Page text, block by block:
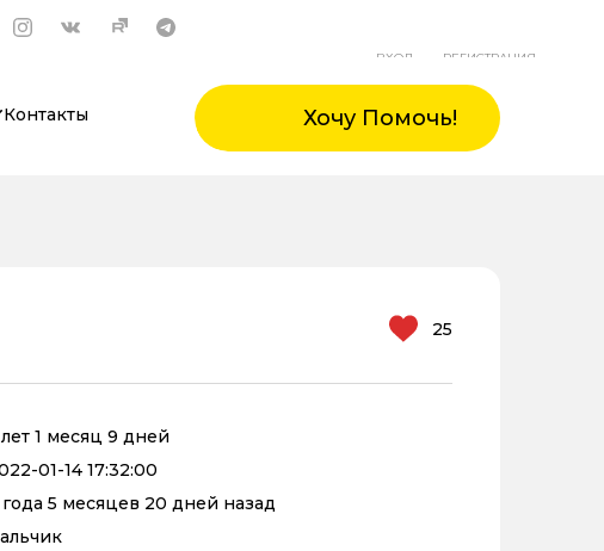
ВХОД РЕГИСТРАЦИЯ
Контакты Хочу Помочь!
25
1 месяц 9 дней
01-14 17:32:00
5 месяцев 20 дней назад